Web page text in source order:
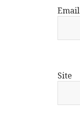
Email
Site